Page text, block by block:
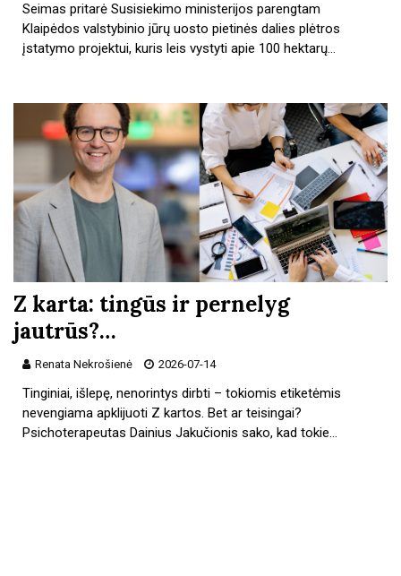
Seimas pritarė Susisiekimo ministerijos parengtam
Klaipėdos valstybinio jūrų uosto pietinės dalies plėtros
įstatymo projektui, kuris leis vystyti apie 100 hektarų…
Z karta: tingūs ir pernelyg
jautrūs?…
Renata Nekrošienė 2026-07-14
Tinginiai, išlepę, nenorintys dirbti – tokiomis etiketėmis
nevengiama apklijuoti Z kartos. Bet ar teisingai?
Psichoterapeutas Dainius Jakučionis sako, kad tokie…